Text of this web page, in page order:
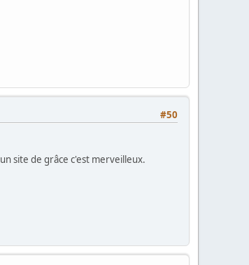
#50
site de grâce c'est merveilleux.